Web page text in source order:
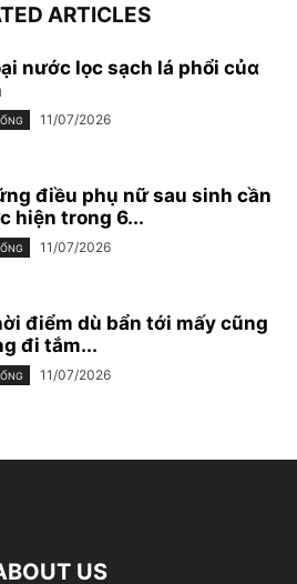
ARTICLES
nước lọc sạch lá phổi củɑ
11/07/2026
điều phụ nữ sau sinh cần
hiện trong 6...
11/07/2026
điểm dù bẩn tới mấy cũng
đi tắm...
11/07/2026
US